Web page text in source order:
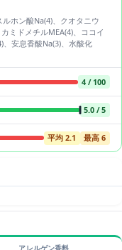
ルホン酸Na(4)、クオタニウ
ミドメチルMEA(4)、ココイ
、安息香酸Na(3)、水酸化
4 / 100
5.0 / 5
平均 2.1 最高 6